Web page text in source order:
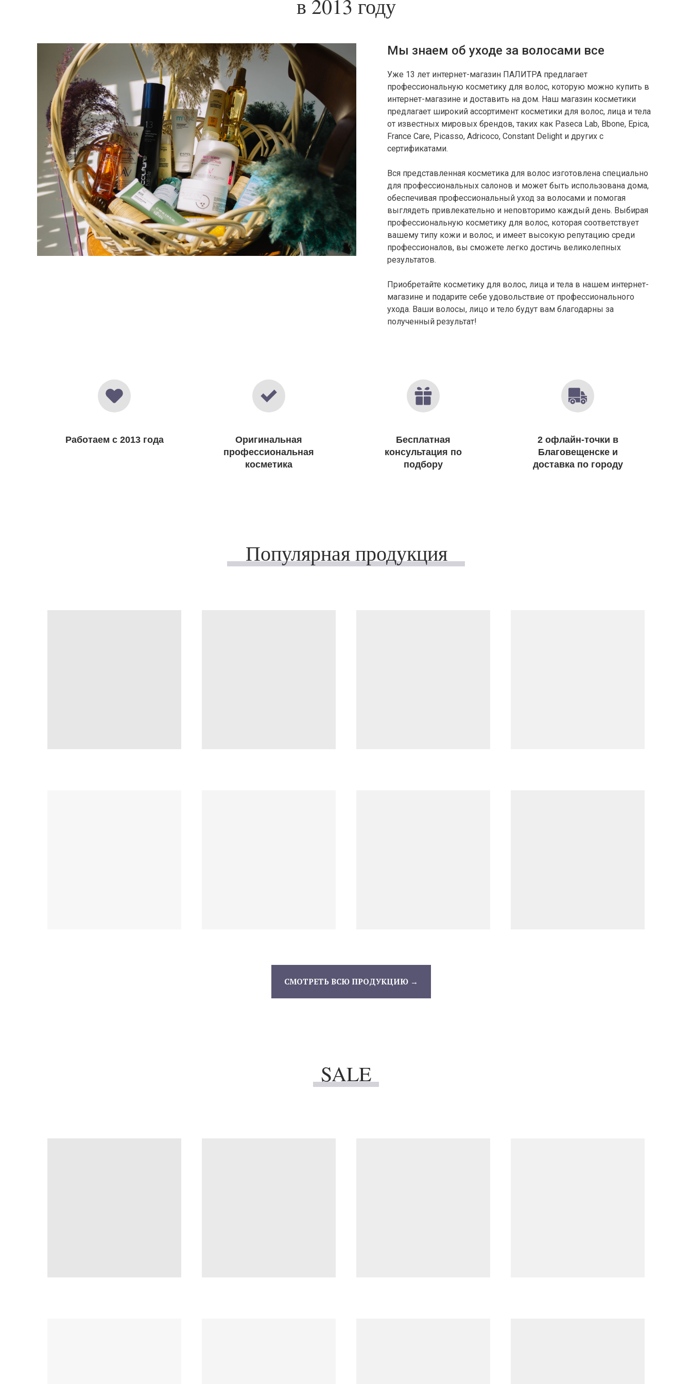
в 2013 году
Уже 13 лет интернет-магазин ПАЛИТРА предлагает
профессиональную косметику для волос, которую можно купить в
интернет-магазине и доставить на дом. Наш магазин косметики
предлагает широкий ассортимент косметики для волос, лица и тела
от известных мировых брендов, таких как Paseca Lab, Bbone, Epica,
France Care, Picasso, Adricoco, Constant Delight и других с
сертификатами.
Вся представленная косметика для волос изготовлена специально
для профессиональных салонов и может быть использована дома,
обеспечивая профессиональный уход за волосами и помогая
выглядеть привлекательно и неповторимо каждый день. Выбирая
профессиональную косметику для волос, которая соответствует
вашему типу кожи и волос, и имеет высокую репутацию среди
профессионалов, вы сможете легко достичь великолепных
результатов.
Приобретайте косметику для волос, лица и тела в нашем интернет-
магазине и подарите себе удовольствие от профессионального
ухода. Ваши волосы, лицо и тело будут вам благодарны за
полученный результат!
Мы знаем об уходе за волосами все
Работаем с 2013 года
Оригинальная
профессиональная
косметика
Бесплатная
консультация по
подбору
2 офлайн-точки в
Благовещенске и
доставка по городу
Популярная продукция
СМОТРЕТЬ ВСЮ ПРОДУКЦИЮ →
SALE